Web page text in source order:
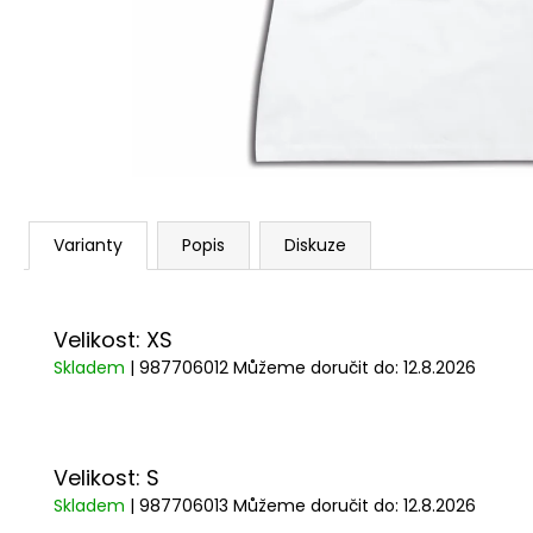
Varianty Popis Diskuze
Velikost: XS
Skladem | 987706012 Můžeme doručit do: 12.8.2026
Velikost: S
Skladem | 987706013 Můžeme doručit do: 12.8.2026